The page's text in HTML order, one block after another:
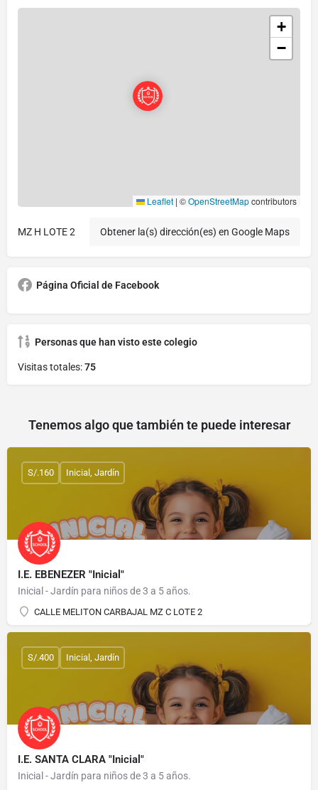
+
−
Leaflet | ©OpenStreetMapcontributors
MZ H LOTE 2 Obtener la(s) dirección(es) en Google Maps
Página Oficial de Facebook
Personas que han visto este colegio
Visitas totales:75
Tenemos algo que también te puede interesar
I.E. EBENEZER "Inicial"
Inicial - Jardín para niños de 3 a 5 años.
CALLE MELITON CARBAJAL MZ C LOTE 2
S/.160 Inicial, Jardín
I.E. SANTA CLARA "Inicial"
Inicial - Jardín para niños de 3 a 5 años.
S/.400 Inicial, Jardín